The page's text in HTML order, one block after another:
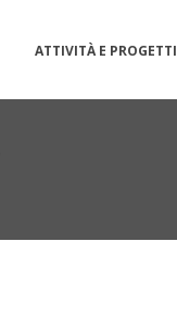
ATTIVITÀ E PROGETTI